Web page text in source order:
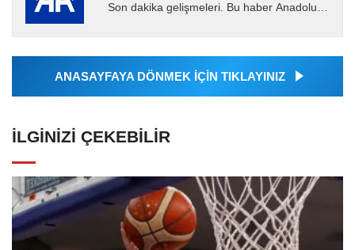
Son dakika gelişmeleri. Bu haber Anadolu
Ajansı tarafından...
ANASAYFAYA DÖNMEK İÇİN TIKLAYINIZ
İLGINIZI ÇEKEBILIR